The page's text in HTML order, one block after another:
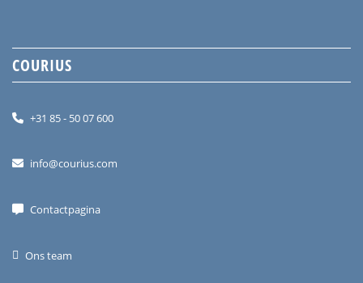
COURIUS
+31 85 - 50 07 600
info@courius.com
Contactpagina
Ons team